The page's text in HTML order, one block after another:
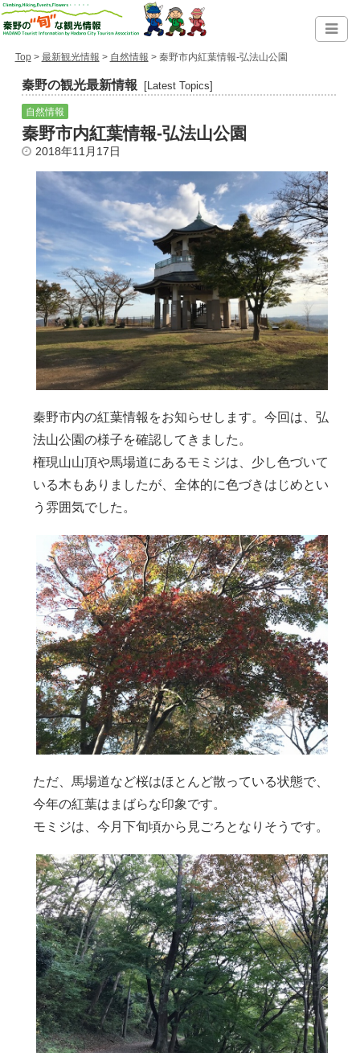
Top> 最新観光情報 > 自然情報 > 秦野市内紅葉情報-弘法山公園
秦野の観光最新情報 [Latest Topics]
自然情報
秦野市内紅葉情報-弘法山公園
2018年11月17日
秦野市内の紅葉情報をお知らせします。今回は、弘
法山公園の様子を確認してきました。
権現山山頂や馬場道にあるモミジは、少し色づいて
いる木もありましたが、全体的に色づきはじめとい
う雰囲気でした。
ただ、馬場道など桜はほとんど散っている状態で、
今年の紅葉はまばらな印象です。
モミジは、今月下旬頃から見ごろとなりそうです。